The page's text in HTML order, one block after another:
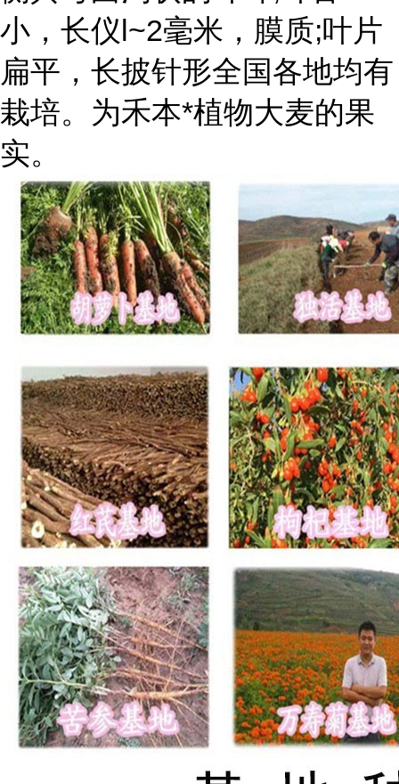
小，长仪l~2毫米，膜质;叶片
扁平，长披针形全国各地均有
栽培。为禾本*植物大麦的果
实。